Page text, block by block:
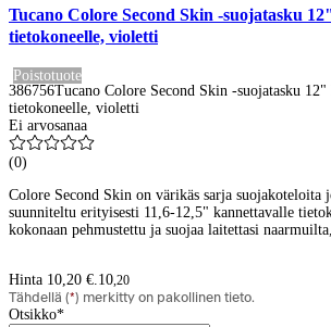
Tucano Colore Second Skin -suojatasku
tietokoneelle, violetti
Poistotuote
386756Tucano Colore Second Skin -suojatasku 12"
tietokoneelle, violetti
Ei arvosanaa
(0)
Colore Second Skin on värikäs sarja suojakoteloita
suunniteltu erityisesti 11,6-12,5" kannettavalle
kokonaan pehmustettu ja suojaa laitettasi
Hinta 10,20 €. 10,20
Tähdellä (*) merkitty on pakollinen tieto.
Otsikko*